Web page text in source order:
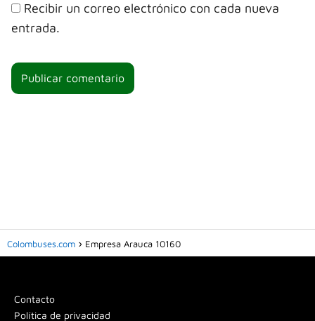
Recibir un correo electrónico con cada nueva
entrada.
Colombuses.com Empresa Arauca 10160
Contacto
Política de privacidad